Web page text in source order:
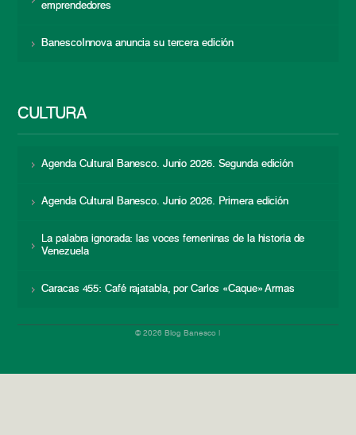
emprendedores
BanescoInnova anuncia su tercera edición
CULTURA
Agenda Cultural Banesco. Junio 2026. Segunda edición
Agenda Cultural Banesco. Junio 2026. Primera edición
La palabra ignorada: las voces femeninas de la historia de
Venezuela
Caracas 455: Café rajatabla, por Carlos «Caque» Armas
© 2026 Blog Banesco |